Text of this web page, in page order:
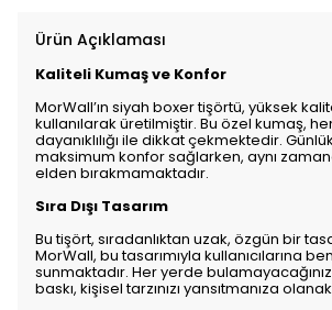
Ürün Açıklaması
Kaliteli Kumaş ve Konfor
MorWall’ın siyah boxer tişörtü, yüksek
kullanılarak üretilmiştir. Bu özel kumaş,
dayanıklılığı ile dikkat çekmektedir.
maksimum konfor sağlarken, aynı
elden bırakmamaktadır.
Sıra Dışı Tasarım
Bu tişört, sıradanlıktan uzak, özgün bir
MorWall, bu tasarımıyla kullanıcılarına
sunmaktadır. Her yerde
baskı, kişisel tarzınızı yansıtmanıza